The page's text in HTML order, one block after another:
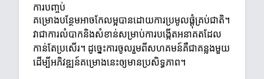
ការបញ្ចប់
គម្រោងបន្ថែមអាចកែលម្អបានដោយការប្រមូលផ្តុំគ្រប់ជាតិ។
វាជាការលំបាកនិងសំខាន់សម្រាប់ការបង្កើតអនាគតដែល
កាន់តែប្រសើរ។ ដូច្នេះការចូលរួមពីសហគមន៍គឺជាគន្លងមួយ
ដើម្បីអភិវឌ្ឍន៍គម្រោងនេះឲ្យមានប្រសិទ្ធភាព។